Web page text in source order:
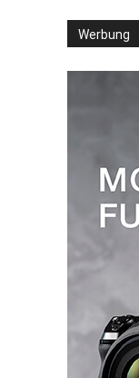
Werbung